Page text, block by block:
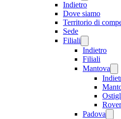
Indietro
Dove siamo
Territorio di
Sede
Filiali
Indietro
Filiali
Mantova
Padova